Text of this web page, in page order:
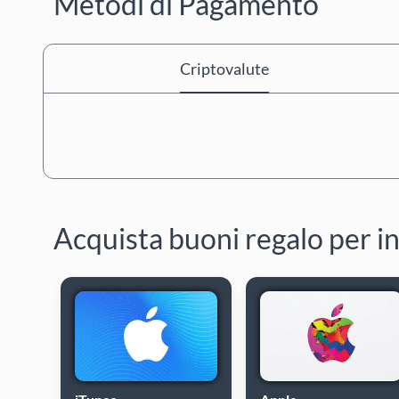
Criptovalute
Acquista buoni regalo per